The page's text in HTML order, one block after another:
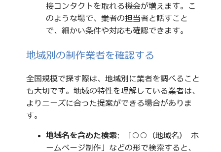
接コンタクトを取れる機会が増えます。こ
のような場で、業者の担当者と話すこと
で、細かい条件や対応も確認できます。
地域別の制作業者を確認する
全国規模で探す際は、地域別に業者を調べること
も大切です。地域の特性を理解している業者は、
よりニーズに合った提案ができる場合がありま
す。
地域名を含めた検索: 「○○（地域名） ホ
ームページ制作」などの形で検索すると、